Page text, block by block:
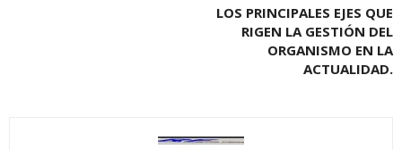
LOS PRINCIPALES EJES QUE
RIGEN LA GESTIÓN DEL
ORGANISMO EN LA
ACTUALIDAD.